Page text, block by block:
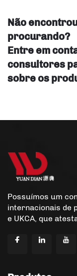
Não
procurando?
Entre em
consultores
sobre os
Possuímos um
internacionais de
e UKCA, que